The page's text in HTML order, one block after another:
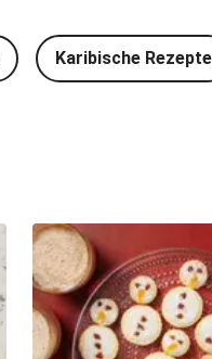
Karibische Rezepte